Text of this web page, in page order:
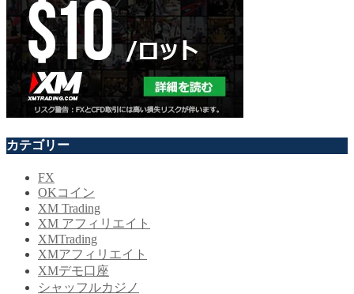
カテゴリー
FX
OKコイン
XM Trading
XM アフィリエイト
XMTrading
XMアフィリエイト
XMデモ口座
シャッフルカジノ